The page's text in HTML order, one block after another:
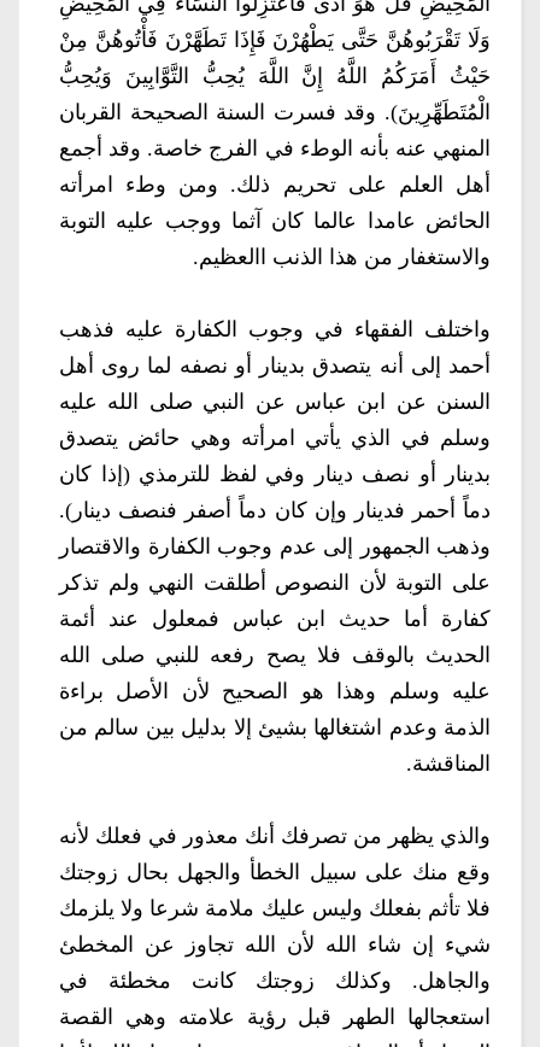
وَلَا تَقْرَبُوهُنَّ حَتَّى يَطْهُرْنَ فَإِذَا تَطَهَّرْنَ فَأْتُوهُنَّ مِنْ
حَيْثُ أَمَرَكُمُ اللَّهُ إِنَّ اللَّهَ يُحِبُّ التَّوَّابِينَ وَيُحِبُّ
الْمُتَطَهِّرِينَ). وقد فسرت السنة الصحيحة القربان
المنهي عنه بأنه الوطء في الفرج خاصة. وقد أجمع
أهل العلم على تحريم ذلك. ومن وطء امرأته
الحائض عامدا عالما كان آثما ووجب عليه التوبة
والاستغفار من هذا الذنب االعظيم.
واختلف الفقهاء في وجوب الكفارة عليه فذهب
أحمد إلى أنه يتصدق بدينار أو نصفه لما روى أهل
السنن عن ابن عباس عن النبي صلى الله عليه
وسلم في الذي يأتي امرأته وهي حائض يتصدق
بدينار أو نصف دينار وفي لفظ للترمذي (إذا كان
دماً أحمر فدينار وإن كان دماً أصفر فنصف دينار).
وذهب الجمهور إلى عدم وجوب الكفارة والاقتصار
على التوبة لأن النصوص أطلقت النهي ولم تذكر
كفارة أما حديث ابن عباس فمعلول عند أئمة
الحديث بالوقف فلا يصح رفعه للنبي صلى الله
عليه وسلم وهذا هو الصحيح لأن الأصل براءة
الذمة وعدم اشتغالها بشيئ إلا بدليل بين سالم من
المناقشة.
والذي يظهر من تصرفك أنك معذور في فعلك لأنه
وقع منك على سبيل الخطأ والجهل بحال زوجتك
فلا تأثم بفعلك وليس عليك ملامة شرعا ولا يلزمك
شيء إن شاء الله لأن الله تجاوز عن المخطئ
والجاهل. وكذلك زوجتك كانت مخطئة في
استعجالها الطهر قبل رؤية علامته وهي القصة